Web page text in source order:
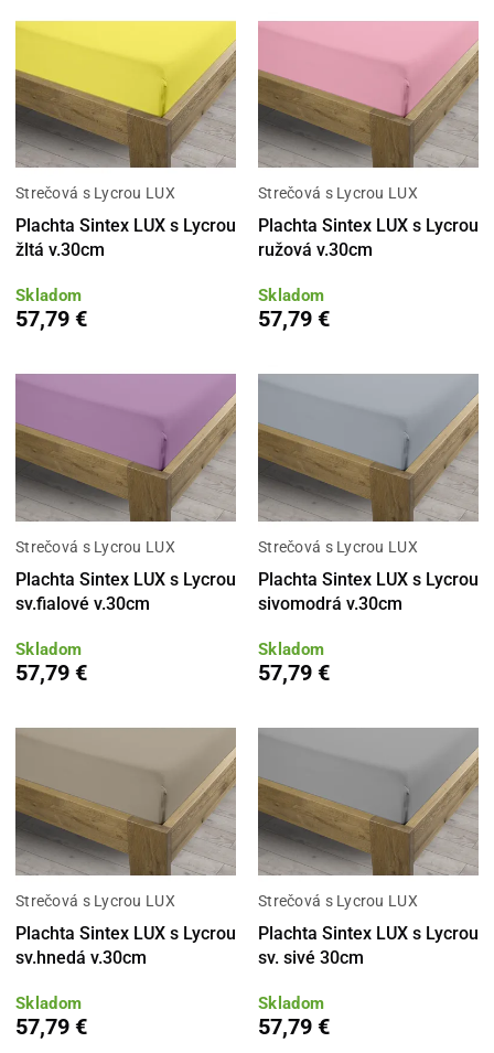
Strečová s Lycrou LUX
Plachta Sintex LUX s Lycrou
žltá v.30cm
Skladom
57,79 €
Strečová s Lycrou LUX
Plachta Sintex LUX s Lycrou
ružová v.30cm
Skladom
57,79 €
Strečová s Lycrou LUX
Plachta Sintex LUX s Lycrou
sv.fialové v.30cm
Skladom
57,79 €
Strečová s Lycrou LUX
Plachta Sintex LUX s Lycrou
sivomodrá v.30cm
Skladom
57,79 €
Strečová s Lycrou LUX
Plachta Sintex LUX s Lycrou
sv.hnedá v.30cm
Skladom
57,79 €
Strečová s Lycrou LUX
Plachta Sintex LUX s Lycrou
sv. sivé 30cm
Skladom
57,79 €